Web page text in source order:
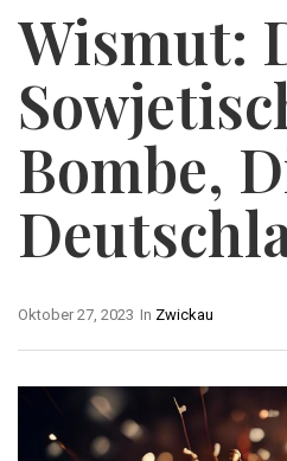
Wismut:
Bombe,
In Zwickau
Oktober 27, 2023